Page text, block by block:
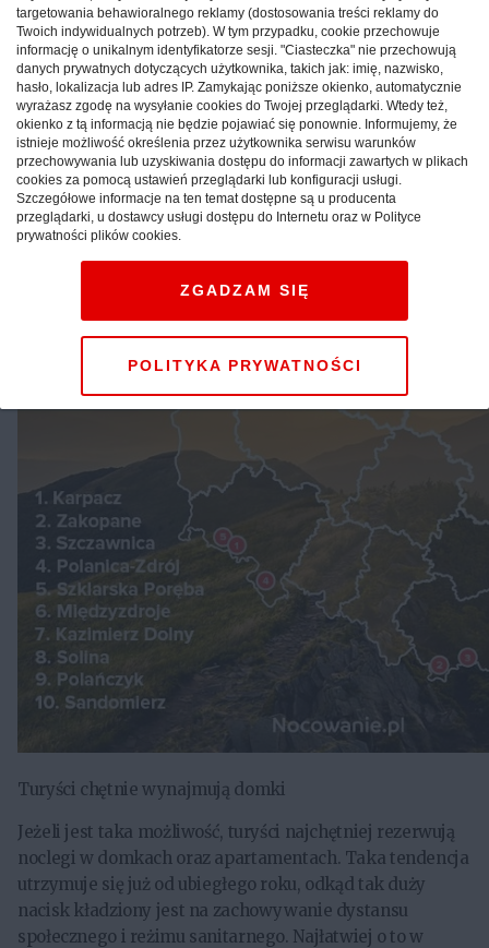
dotyczące restauracji i turyści znowu będą mogli siedzieć
w klimatycznych knajpkach na rynku w Kazimierzu
Dolnym czy Sandomierzu.
Turyści chętnie wynajmują domki
Jeżeli jest taka możliwość, turyści najchętniej rezerwują
noclegi w domkach oraz apartamentach. Taka tendencja
utrzymuje się już od ubiegłego roku, odkąd tak duży
nacisk kładziony jest na zachowywanie dystansu
społecznego i reżimu sanitarnego. Najłatwiej o to w
targetowania behawioralnego reklamy (dostosowania treści reklamy do
Twoich indywidualnych potrzeb). W tym przypadku, cookie przechowuje
informację o unikalnym identyfikatorze sesji. "Ciasteczka" nie przechowują
danych prywatnych dotyczących użytkownika, takich jak: imię, nazwisko,
hasło, lokalizacja lub adres IP. Zamykając poniższe okienko, automatycznie
wyrażasz zgodę na wysyłanie cookies do Twojej przeglądarki. Wtedy też,
okienko z tą informacją nie będzie pojawiać się ponownie. Informujemy, że
istnieje możliwość określenia przez użytkownika serwisu warunków
przechowywania lub uzyskiwania dostępu do informacji zawartych w plikach
cookies za pomocą ustawień przeglądarki lub konfiguracji usługi.
Szczegółowe informacje na ten temat dostępne są u producenta
przeglądarki, u dostawcy usługi dostępu do Internetu oraz w Polityce
prywatności plików cookies.
POLITYKA PRYWATNOŚCI
ZGADZAM SIĘ